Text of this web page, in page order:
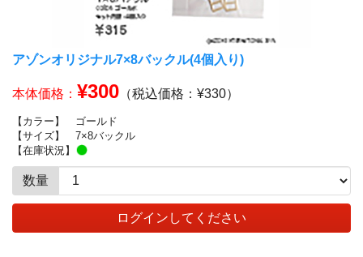
アゾンオリジナル7×8バックル(4個入り)
本体価格： ¥300 （税込価格：¥330）
【カラー】
ゴールド
【サイズ】
7×8バックル
【在庫状況】
数量
ログインしてください